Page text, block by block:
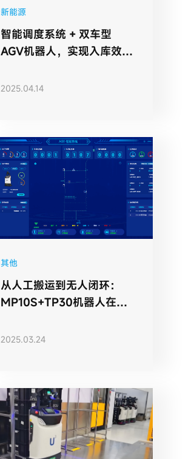
新能源
智能调度系统 + 双车型
AGV机器人，实现入库效率
2025.04.14
其他
从人工搬运到无人闭环：
MP10S+TP30机器人在制
2025.03.24